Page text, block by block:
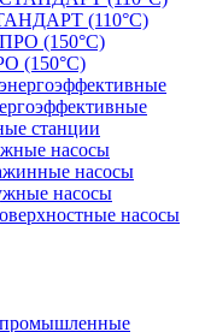
(110°C)
(150°C)
станции
насосы
насосы
насосы
насосы